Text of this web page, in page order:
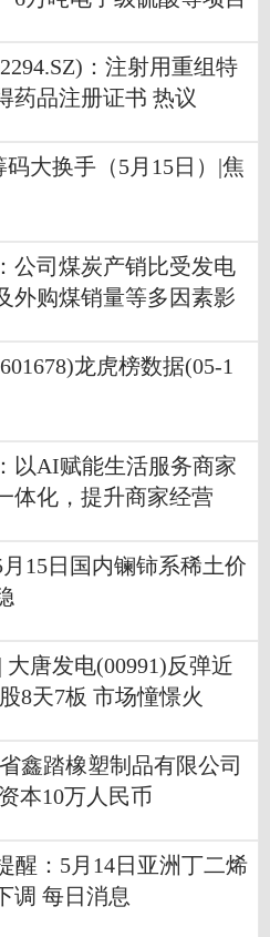
：注射用重组特
药品注册证书 热议
码大换手（5月15日）|焦
公司煤炭产销比受发电
外购煤销量等多因素影
龙虎榜数据(05-1
以AI赋能生活服务商家
体化，提升商家经营
15日国内镧铈系稀土价
大唐发电(00991)反弹近
8天7板 市场憧憬火
鑫踏橡塑制品有限公司
本10万人民币
醒：5月14日亚洲丁二烯
调 每日消息